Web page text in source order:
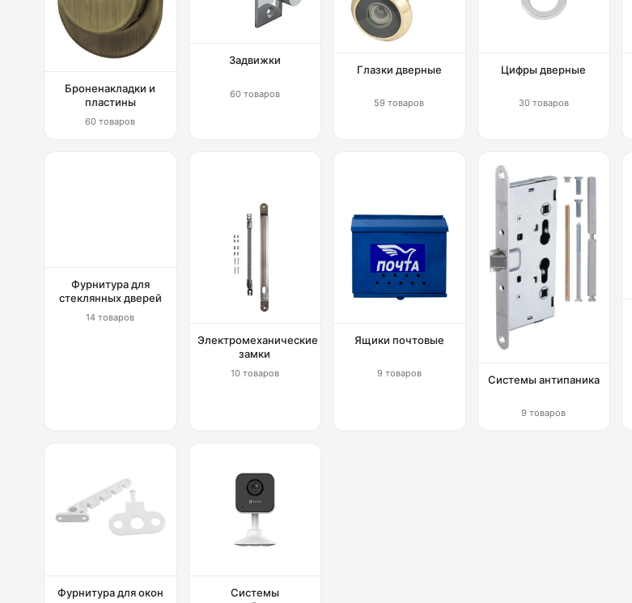
Броненакладки и
пластины
60 товаров
Задвижки
60 товаров
Глазки дверные
59 товаров
Цифры дверные
30 товаров
Фурнитура для
стеклянных дверей
14 товаров
Электромеханические
замки
10 товаров
Ящики почтовые
9 товаров Системы антипаника
9 товаров
Фурнитура для окон
Системы